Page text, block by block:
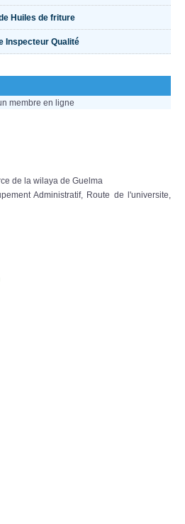
Huiles de friture
Inspecteur Qualité
membre en ligne
la wilaya de Guelma
Administratif, Route de l'universite,